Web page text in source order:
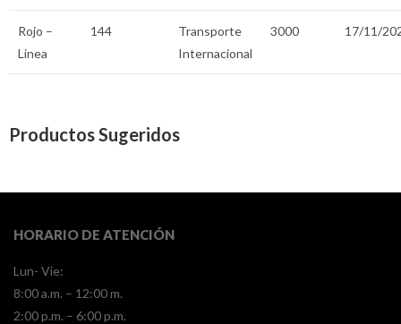
Rojo –
Linea
144
Transporte
Internacional
3000 17/11/
Productos Sugeridos
HORARIO DE ATENCIÓN
Lun- Vie:
8:00 a.m. – 12:00 m.
2:00 p.m. – 6:00 p.m.